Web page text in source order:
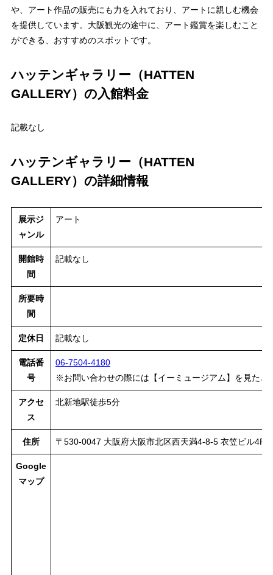
や、アート作品の販売にも力を入れており、アートに親しむ機会
を提供しています。大阪観光の途中に、アート鑑賞を楽しむこと
ができる、おすすめのスポットです。
ハッテンギャラリー（HATTEN
GALLERY）の入館料金
記載なし
ハッテンギャラリー（HATTEN
GALLERY）の詳細情報
展示ジ
ャンル
アート
開館時
間
記載なし
所要時
間
定休日 記載なし
電話番
号
06-7504-4180
※お問い合わせの際には【イーミュージアム】を見たと
アクセ
ス
北新地駅徒歩5分
住所 〒530-0047 大阪府大阪市北区西天満4-8-5 衣笠ビル4F
Google
マップ